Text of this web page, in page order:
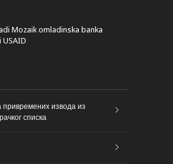
Mozaik omladinska banka
USAID
извода из
списка